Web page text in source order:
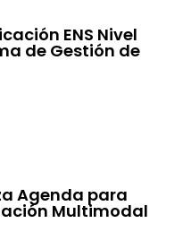
ENS Nivel
de Gestión de
Agenda para
Multimodal